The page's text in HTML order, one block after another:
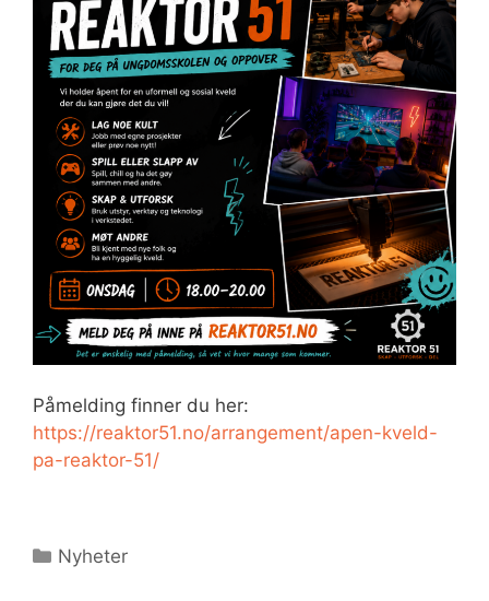
Påmelding finner du her:
https://reaktor51.no/arrangement/apen-kveld-
pa-reaktor-51/
Kategorier
Nyheter